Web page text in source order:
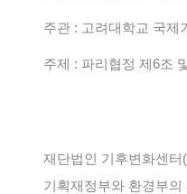
주관 : 고려대학교 국제
주제 : 파리협정 제6조
재단법인 기후변화센
기획재정부와 환경부의